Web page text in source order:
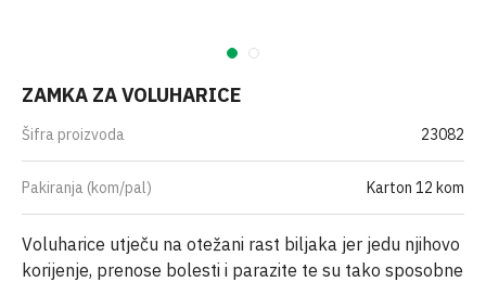
ZAMKA ZA VOLUHARICE
Šifra proizvoda 23082
Pakiranja (kom/pal) Karton 12 kom
Voluharice utječu na otežani rast biljaka jer jedu njihovo
korijenje, prenose bolesti i parazite te su tako sposobne